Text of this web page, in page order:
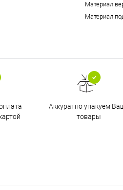
Материал
Материал
Аккуратно упакуем
товары